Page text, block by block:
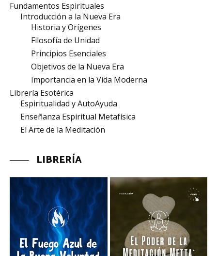
Fundamentos Espirituales
Introducción a la Nueva Era
Historia y Orígenes
Filosofía de Unidad
Principios Esenciales
Objetivos de la Nueva Era
Importancia en la Vida Moderna
Librería Esotérica
Espiritualidad y AutoAyuda
Enseñanza Espiritual Metafísica
El Arte de la Meditación
LIBRERÍA